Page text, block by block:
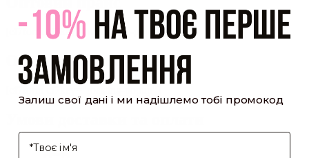
[cf7form cf7key="wholesale-popup"]
Обсмажування кави
Залиш свої дані і ми надішлемо тобі промокод
І'мя